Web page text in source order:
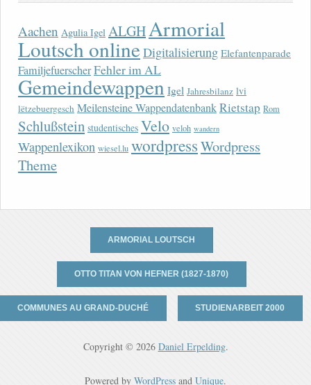
Aachen Agulia Igel ALGHArmorial
Loutsch onlineDigitalisierung Elefantenparade
FamiljefuerscherFehler im AL
Gemeindewappen Igel Jahresbilanz lvi
lëtzebuergesch Meilensteine WappendatenbankRietstap Rom
Schlußstein studentisches Velo veloh wandern
Wappenlexikon wiesel.lu wordpressWordpress
Theme
ARMORIAL LOUTSCH
OTTO TITAN VON HEFNER (1827-1870)
COMMUNES AU GRAND-DUCHÉ STUDIENARBEIT 2000
Copyright © 2026 Daniel Erpelding.
Powered by WordPress and Unique.